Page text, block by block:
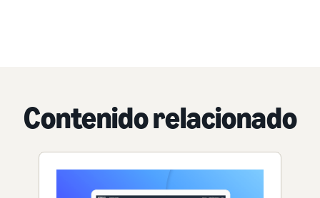
Contenido relacionado